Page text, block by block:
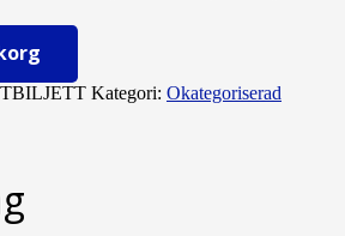
Kategori: Okategoriserad